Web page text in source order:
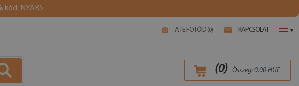
kód: NYAR5
A TE FOTÓID (0) KAPCSOLAT ▾
(0) Összeg: 0,00 HUF